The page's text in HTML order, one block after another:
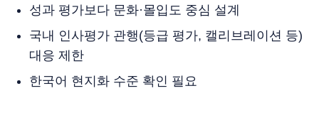
성과 평가보다 문화·몰입도 중심 설계
국내 인사평가 관행(등급 평가, 캘리브레이션 등)
대응 제한
한국어 현지화 수준 확인 필요